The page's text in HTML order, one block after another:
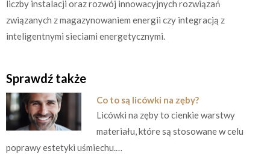
liczby instalacji oraz rozwój innowacyjnych rozwiązań
związanych z magazynowaniem energii czy integracją z
inteligentnymi sieciami energetycznymi.
Sprawdź także
Co to są licówki na zęby?
Licówki na zęby to cienkie warstwy
materiału, które są stosowane w celu
poprawy estetyki uśmiechu.…